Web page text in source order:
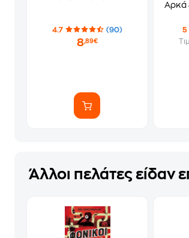
4.7 (90)
8,89€
Αρκά
5
Άλλοι πελάτες είδαν